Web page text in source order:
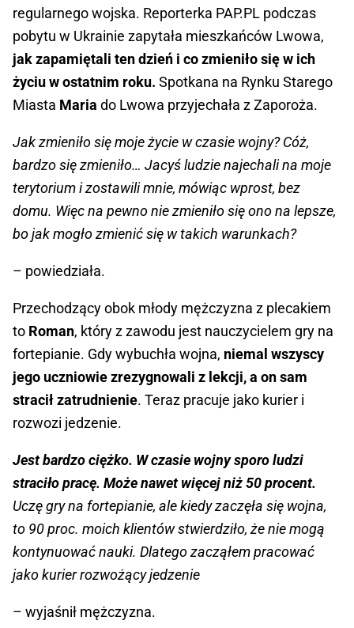
regularnego wojska. Reporterka PAP.PL podczas
pobytu w Ukrainie zapytała mieszkańców Lwowa,
jak zapamiętali ten dzień i co zmieniło się w ich
życiu w ostatnim roku. Spotkana na Rynku Starego
Miasta Maria do Lwowa przyjechała z Zaporoża.
Jak zmieniło się moje życie w czasie wojny? Cóż,
bardzo się zmieniło… Jacyś ludzie najechali na moje
terytorium i zostawili mnie, mówiąc wprost, bez
domu. Więc na pewno nie zmieniło się ono na lepsze,
bo jak mogło zmienić się w takich warunkach?
– powiedziała.
Przechodzący obok młody mężczyzna z plecakiem
to Roman, który z zawodu jest nauczycielem gry na
fortepianie. Gdy wybuchła wojna, niemal wszyscy
jego uczniowie zrezygnowali z lekcji, a on sam
stracił zatrudnienie. Teraz pracuje jako kurier i
rozwozi jedzenie.
Jest bardzo ciężko. W czasie wojny sporo ludzi
straciło pracę. Może nawet więcej niż 50 procent.
Uczę gry na fortepianie, ale kiedy zaczęła się wojna,
to 90 proc. moich klientów stwierdziło, że nie mogą
kontynuować nauki. Dlatego zacząłem pracować
jako kurier rozwożący jedzenie
– wyjaśnił mężczyzna.